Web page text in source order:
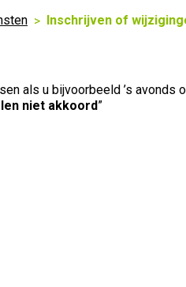
Inschrijven of
als u bijvoorbeeld ’s avonds
niet akkoord”